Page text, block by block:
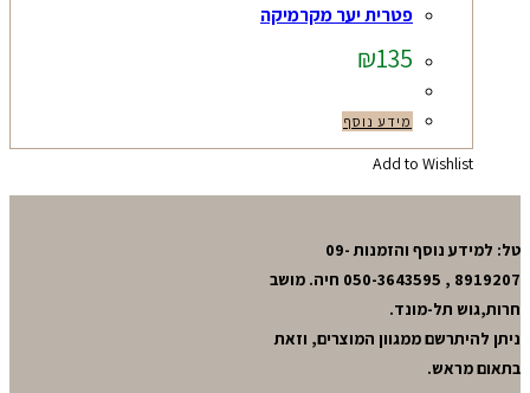
פטרית יער מקרמיקה
₪135
מידע נוסף
Add to Wishlist
טל: למידע נוסף והזמנות 09-
8919207 , 050-3643595 חיה. מושב
חרות,גוש תל-מונד.
ניתן להיתרשם ממגוון המוצרים, וזאת
בתאום מראש.